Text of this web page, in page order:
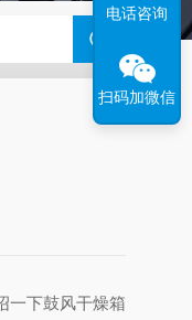
DHG-9070B（70
一下鼓风干燥箱
电话咨询
扫码加微信